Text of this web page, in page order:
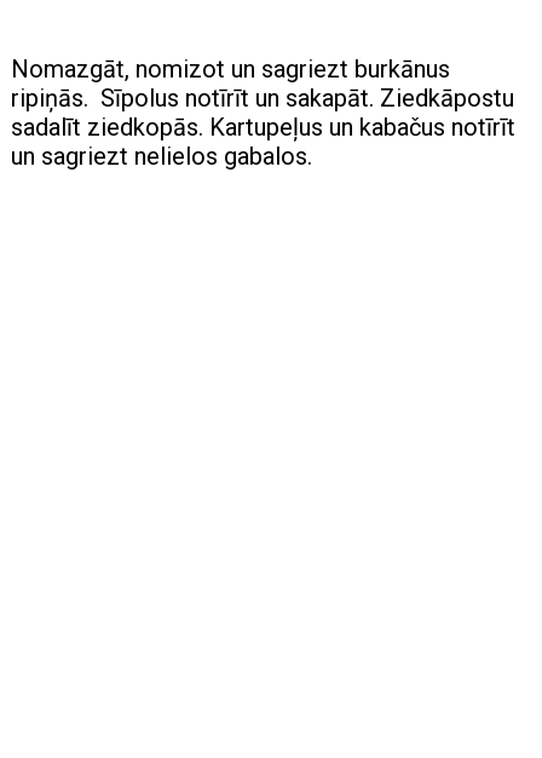
Nomazgāt, nomizot un sagriezt burkānus
ripiņās. Sīpolus notīrīt un sakapāt. Ziedkāpostu
sadalīt ziedkopās. Kartupeļus un kabačus notīrīt
un sagriezt nelielos gabalos.